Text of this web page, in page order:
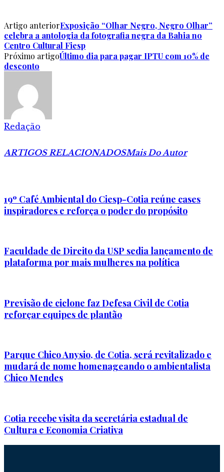
Artigo anteriorExposição “Olhar Negro, Negro Olhar”
celebra a antologia da fotografia negra da Bahia no
Centro Cultural Fiesp
Próximo artigoÚltimo dia para pagar IPTU com 10% de
desconto
Redação
ARTIGOS RELACIONADOSMais Do Autor
19º Café Ambiental do Ciesp-Cotia reúne cases
inspiradores e reforça o poder do propósito
Faculdade de Direito da USP sedia lançamento de
plataforma por mais mulheres na política
Previsão de ciclone faz Defesa Civil de Cotia
reforçar equipes de plantão
Parque Chico Anysio, de Cotia, será revitalizado e
mudará de nome homenageando o ambientalista
Chico Mendes
Cotia recebe visita da secretária estadual de
Cultura e Economia Criativa